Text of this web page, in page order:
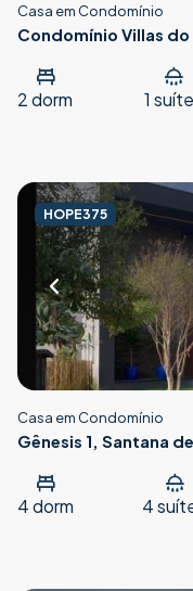
Casa em Condomínio
Condomínio Villas do
2dorm 1
HOPE375
Casa em Condomínio
Gênesis 1, Santana
4dorm 4